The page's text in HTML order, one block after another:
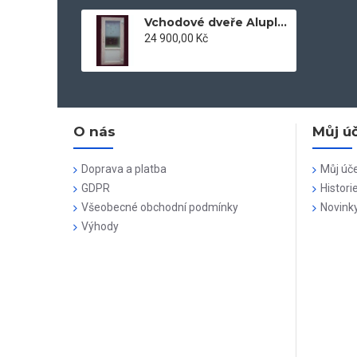
Vchodové dveře Aluplast 100x204 bílé
24 900,00 Kč
O nás
Doprava a platba
GDPR
Všeobecné obchodní podmínky
Výhody
Můj
Můj